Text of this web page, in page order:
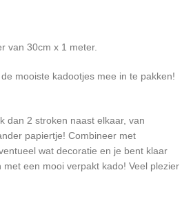
van 30cm x 1 meter.
mooiste kadootjes mee in te pakken!
dan 2 stroken naast elkaar, van
papiertje! Combineer met
wat decoratie en je bent klaar
een mooi verpakt kado! Veel plezier